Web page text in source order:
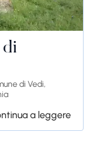
di Vedi,
a leggere